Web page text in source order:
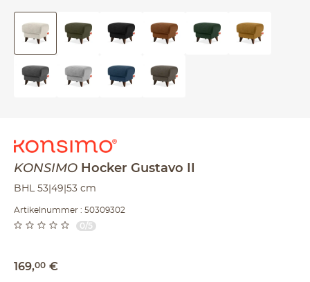
KONSIMO Hocker Gustavo II
BHL 53|49|53 cm
Artikelnummer : 50309302
0/5
169,00 €